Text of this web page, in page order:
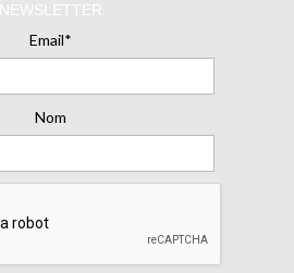
NEWSLETTER
Email*
Nom